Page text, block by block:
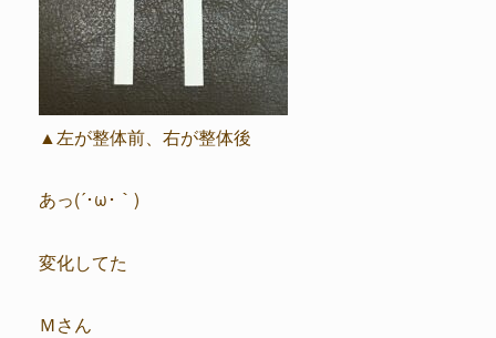
▲左が整体前、右が整体後
あっ(´･ω･｀)
変化してた
Ｍさん